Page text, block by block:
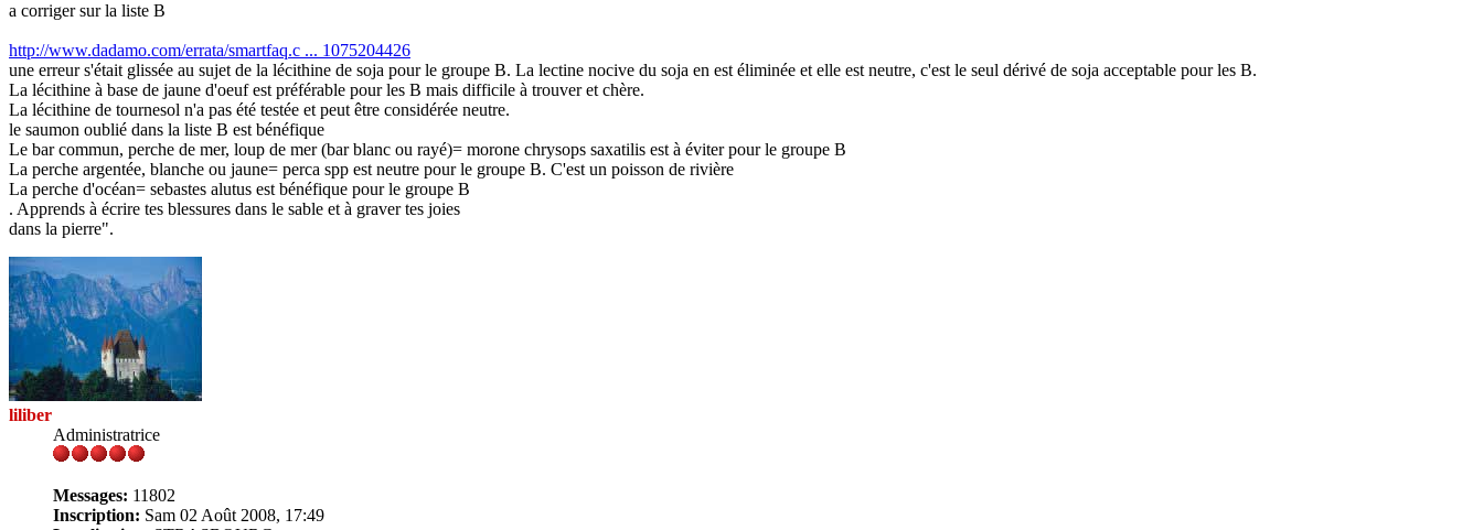
a corriger sur la liste B
http://www.dadamo.com/errata/smartfaq.c ... 1075204426
une erreur s'était glissée au sujet de la lécithine de soja pour le groupe B. La lectine nocive du soja en est éliminée et elle est neutre, c'est le seul dérivé de soja acceptable pour les B.
La lécithine à base de jaune d'oeuf est préférable pour les B mais difficile à trouver et chère.
La lécithine de tournesol n'a pas été testée et peut être considérée neutre.
le saumon oublié dans la liste B est bénéfique
Le bar commun, perche de mer, loup de mer (bar blanc ou rayé)= morone chrysops saxatilis est à éviter pour le groupe B
La perche argentée, blanche ou jaune= perca spp est neutre pour le groupe B. C'est un poisson de rivière
La perche d'océan= sebastes alutus est bénéfique pour le groupe B
. Apprends à écrire tes blessures dans le sable et à graver tes joies
dans la pierre".
liliber
Administratrice
Messages: 11802
Inscription: Sam 02 Août 2008, 17:49